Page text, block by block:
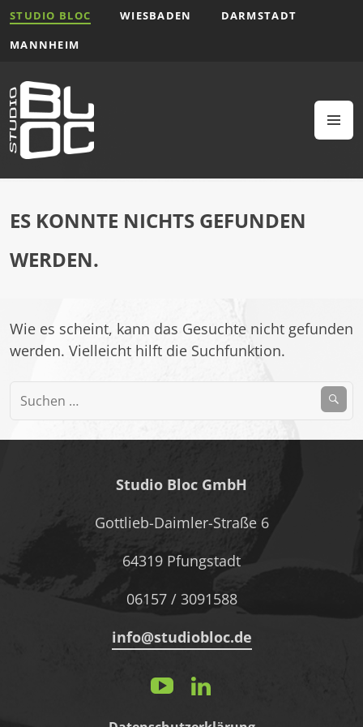
Zum
Inhalt
springen
STUDIO BLOC WIESBADEN
DARMSTADT
MANNHEIM
ES KONNTE NICHTS GEFUNDEN
WERDEN.
Wie es scheint, kann das Gesuchte nicht gefunden
werden. Vielleicht hilft die Suchfunktion.
Suchen
nach:
Studio Bloc GmbH
Gottlieb-Daimler-Straße 6
64319 Pfungstadt
06157 / 3091588
info@studiobloc.de